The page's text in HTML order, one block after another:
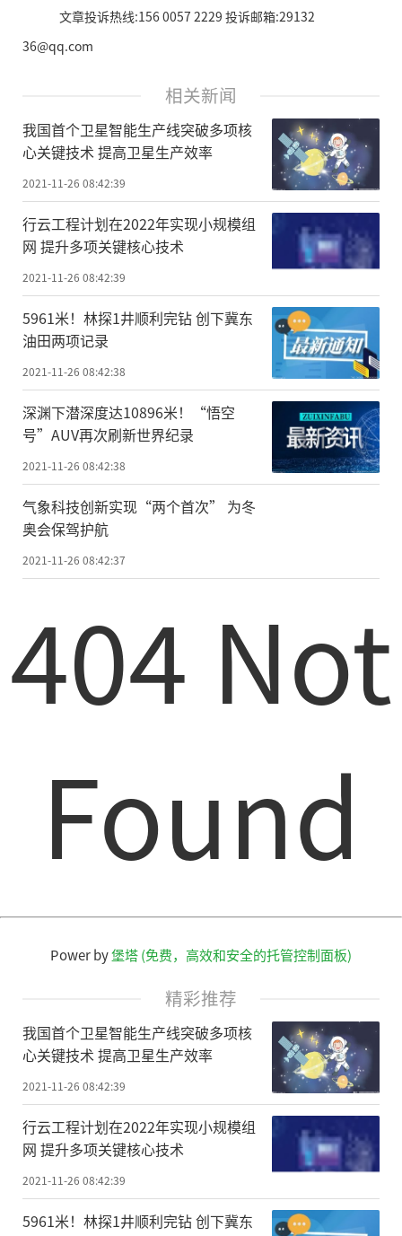
文章投诉热线:156 0057 2229 投诉邮箱:29132
36@qq.com
相关新闻
我国首个卫星智能生产线突破多项核
心关键技术 提高卫星生产效率
2021-11-26 08:42:39
行云工程计划在2022年实现小规模组
网 提升多项关键核心技术
2021-11-26 08:42:39
5961米！林探1井顺利完钻 创下冀东
油田两项记录
2021-11-26 08:42:38
深渊下潜深度达10896米！“悟空
号”AUV再次刷新世界纪录
2021-11-26 08:42:38
气象科技创新实现“两个首次” 为冬
奥会保驾护航
2021-11-26 08:42:37
404 Not
Found
Power by堡塔 (免费，高效和安全的托管控制面板)
精彩推荐
我国首个卫星智能生产线突破多项核
心关键技术 提高卫星生产效率
2021-11-26 08:42:39
行云工程计划在2022年实现小规模组
网 提升多项关键核心技术
2021-11-26 08:42:39
5961米！林探1井顺利完钻 创下冀东